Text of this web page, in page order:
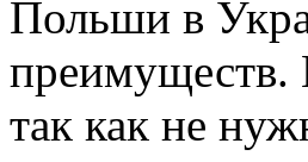
Польши в
преимуществ.
так как не